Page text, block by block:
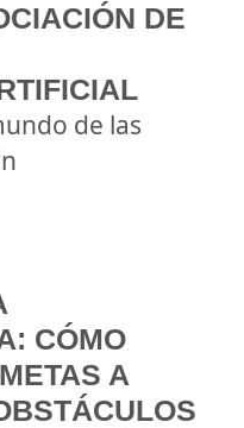
DE
de las
CÓMO
A